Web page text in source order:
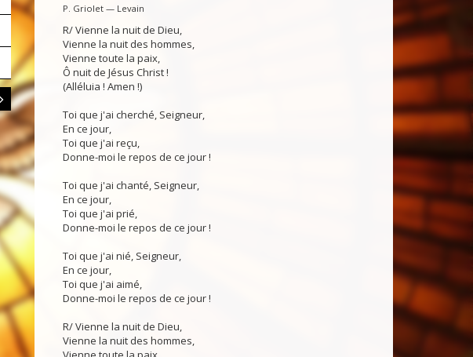
P. Griolet — Levain
R/ Vienne la nuit de Dieu,
Vienne la nuit des hommes,
Vienne toute la paix,
Ô nuit de Jésus Christ !
(Alléluia ! Amen !)
Toi que j'ai cherché, Seigneur,
En ce jour,
Toi que j'ai reçu,
Donne-moi le repos de ce jour !
Toi que j'ai chanté, Seigneur,
En ce jour,
Toi que j'ai prié,
Donne-moi le repos de ce jour !
Toi que j'ai nié, Seigneur,
En ce jour,
Toi que j'ai aimé,
Donne-moi le repos de ce jour !
R/ Vienne la nuit de Dieu,
Vienne la nuit des hommes,